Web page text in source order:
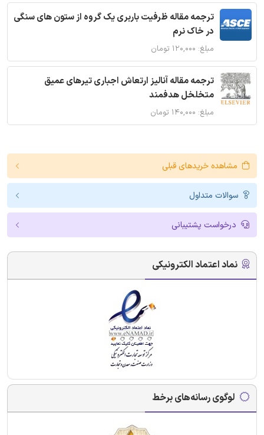
ترجمه مقاله ظرفیت باربری یک گروه از ستون های سنگی
در خاک نرم
مبلغ: ۱۲۰,۰۰۰ تومان
ترجمه مقاله آنالیز ارتعاش اجباری تیرهای عمیق
متخلخل هدفمند
مبلغ: ۱۴۰,۰۰۰ تومان
مشاهده خریدهای قبلی
سوالات متداول
درخواست پشتیبانی
نماد اعتماد الکترونیکی
لوگوی رسانه‌های برخط